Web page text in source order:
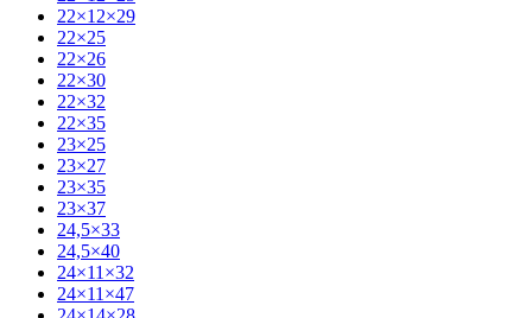
22×12×29
22×25
22×26
22×30
22×32
22×35
23×25
23×27
23×35
23×37
24,5×33
24,5×40
24×11×32
24×11×47